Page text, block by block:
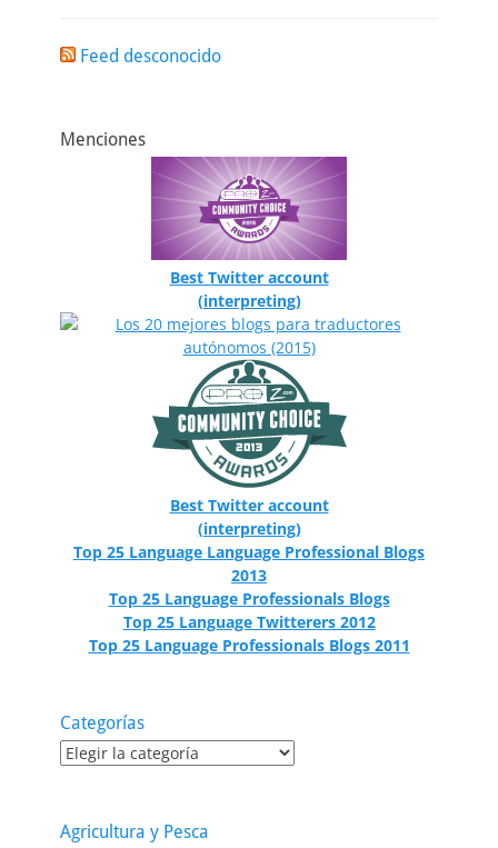
Feed desconocido
Menciones
Best Twitter account
(interpreting)
Best Twitter account
(interpreting)
Top 25 Language Language Professional Blogs
2013
Top 25 Language Professionals Blogs
Top 25 Language Twitterers 2012
Top 25 Language Professionals Blogs 2011
Categorías
Categorías
Agricultura y Pesca